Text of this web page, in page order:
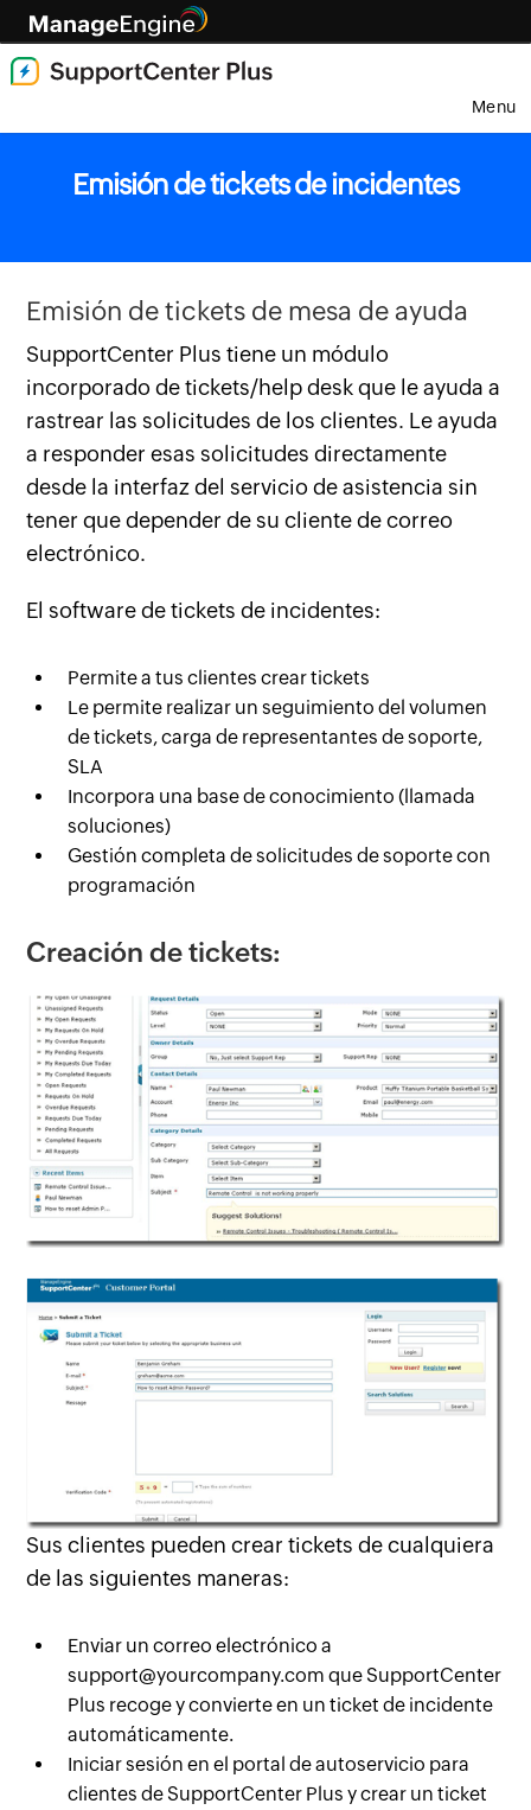
Menu
Emisión de tickets de incidentes
Emisión de tickets de mesa de ayuda
SupportCenter Plus tiene un módulo
incorporado de tickets/help desk que le ayuda a
rastrear las solicitudes de los clientes. Le ayuda
a responder esas solicitudes directamente
desde la interfaz del servicio de asistencia sin
tener que depender de su cliente de correo
electrónico.
El software de tickets de incidentes:
Permite a tus clientes crear tickets
Le permite realizar un seguimiento del volumen
de tickets, carga de representantes de soporte,
SLA
Incorpora una base de conocimiento (llamada
soluciones)
Gestión completa de solicitudes de soporte con
programación
Creación de tickets:
Sus clientes pueden crear tickets de cualquiera
de las siguientes maneras:
Enviar un correo electrónico a
support@yourcompany.com que SupportCenter
Plus recoge y convierte en un ticket de incidente
automáticamente.
Iniciar sesión en el portal de autoservicio para
clientes de SupportCenter Plus y crear un ticket